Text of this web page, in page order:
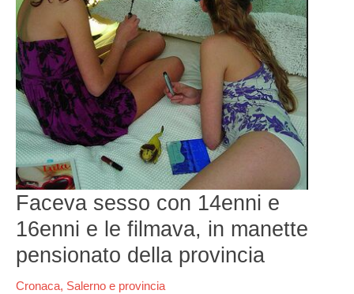
Faceva sesso con 14enni e
16enni e le filmava, in manette
pensionato della provincia
Cronaca, Salerno e provincia
14enni
e
16enni
e
le
filmava,
in
manette
pensionato
della
provincia